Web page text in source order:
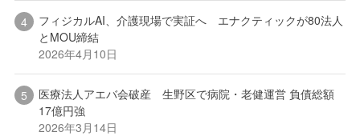
フィジカルAI、介護現場で実証へ エナクティックが80法人
とMOU締結
2026年4月10日
医療法人アエバ会破産 生野区で病院・老健運営 負債総額
17億円強
2026年3月14日